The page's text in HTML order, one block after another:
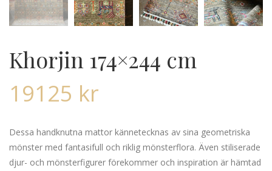
Khorjin 174×244 cm
19125 kr
Dessa handknutna mattor kännetecknas av sina geometriska
mönster med fantasifull och riklig mönsterflora. Även stiliserade
djur- och mönsterfigurer förekommer och inspiration är hämtad